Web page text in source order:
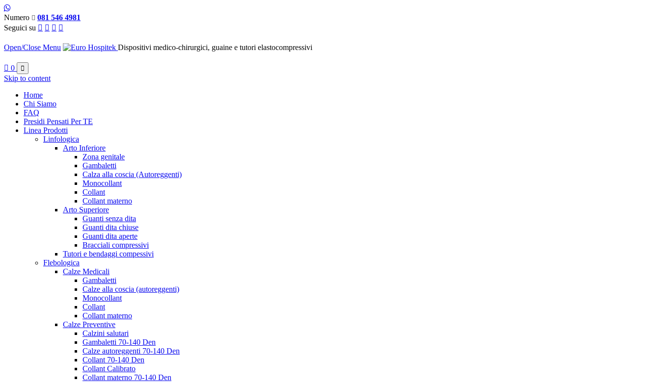
Numero  081 546 4981
Seguici su    
Open/Close Menu Dispositivi medico-chirurgici, guaine e tutori elastocompressivi
 0 
Skip to content
Home
Chi Siamo
FAQ
Presidi Pensati Per TE
Linea Prodotti
Linfologica
Arto Inferiore
Zona genitale
Gambaletti
Calza alla coscia (Autoreggenti)
Monocollant
Collant
Collant materno
Arto Superiore
Guanti senza dita
Guanti dita chiuse
Guanti dita aperte
Bracciali compressivi
Tutori e bendaggi compessivi
Flebologica
Calze Medicali
Gambaletti
Calze alla coscia (autoreggenti)
Monocollant
Collant
Collant materno
Calze Preventive
Calzini salutari
Gambaletti 70-140 Den
Calze autoreggenti 70-140 Den
Collant 70-140 Den
Collant Calibrato
Collant materno 70-140 Den